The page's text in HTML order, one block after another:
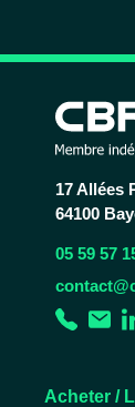
17 Allées
64100
05 59 57
Acheter /